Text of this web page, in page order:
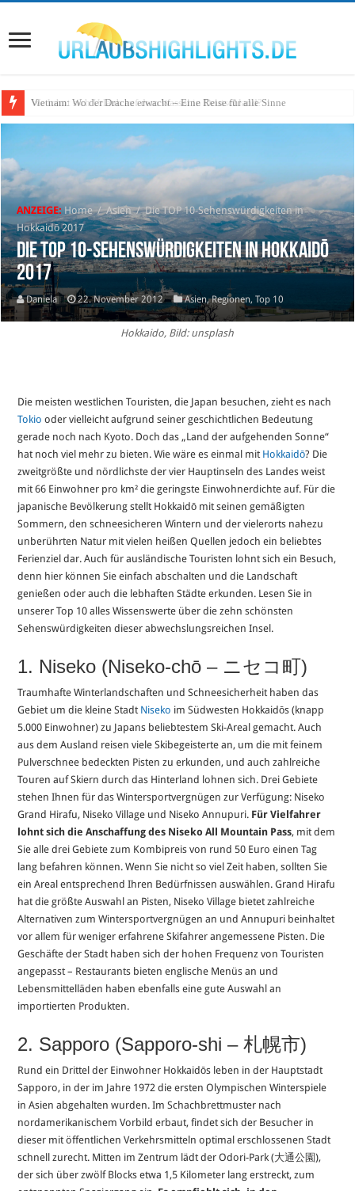
Wo lohnt sich Urlaub auf dem Wasser in Deutschland?
ANZEIGE: Home / Asien / Die TOP 10-Sehenswürdigkeiten in
Hokkaidō 2017
Die TOP 10-Sehenswürdigkeiten in Hokkaidō
2017
Daniela 22. November 2012 Asien,Regionen,Top 10
Hokkaido, Bild: unsplash
Die meisten westlichen Touristen, die Japan besuchen, zieht es nach
Tokio oder vielleicht aufgrund seiner geschichtlichen Bedeutung
gerade noch nach Kyoto. Doch das „Land der aufgehenden Sonne“
hat noch viel mehr zu bieten. Wie wäre es einmal mit Hokkaidō? Die
zweitgrößte und nördlichste der vier Hauptinseln des Landes weist
mit 66 Einwohner pro km² die geringste Einwohnerdichte auf. Für die
japanische Bevölkerung stellt Hokkaidō mit seinen gemäßigten
Sommern, den schneesicheren Wintern und der vielerorts nahezu
unberührten Natur mit vielen heißen Quellen jedoch ein beliebtes
Ferienziel dar. Auch für ausländische Touristen lohnt sich ein Besuch,
denn hier können Sie einfach abschalten und die Landschaft
genießen oder auch die lebhaften Städte erkunden. Lesen Sie in
unserer Top 10 alles Wissenswerte über die zehn schönsten
Sehenswürdigkeiten dieser abwechslungsreichen Insel.
1. Niseko (Niseko-chō – ニセコ町)
Traumhafte Winterlandschaften und Schneesicherheit haben das
Gebiet um die kleine Stadt Niseko im Südwesten Hokkaidōs (knapp
5.000 Einwohner) zu Japans beliebtestem Ski-Areal gemacht. Auch
aus dem Ausland reisen viele Skibegeisterte an, um die mit feinem
Pulverschnee bedeckten Pisten zu erkunden, und auch zahlreiche
Touren auf Skiern durch das Hinterland lohnen sich. Drei Gebiete
stehen Ihnen für das Wintersportvergnügen zur Verfügung: Niseko
Grand Hirafu, Niseko Village und Niseko Annupuri. Für Vielfahrer
lohnt sich die Anschaffung des Niseko All Mountain Pass, mit dem
Sie alle drei Gebiete zum Kombipreis von rund 50 Euro einen Tag
lang befahren können. Wenn Sie nicht so viel Zeit haben, sollten Sie
ein Areal entsprechend Ihren Bedürfnissen auswählen. Grand Hirafu
hat die größte Auswahl an Pisten, Niseko Village bietet zahlreiche
Alternativen zum Wintersportvergnügen an und Annupuri beinhaltet
vor allem für weniger erfahrene Skifahrer angemessene Pisten. Die
Geschäfte der Stadt haben sich der hohen Frequenz von Touristen
angepasst – Restaurants bieten englische Menüs an und
Lebensmittelläden haben ebenfalls eine gute Auswahl an
importierten Produkten.
2. Sapporo (Sapporo-shi – 札幌市)
Rund ein Drittel der Einwohner Hokkaidōs leben in der Hauptstadt
Sapporo, in der im Jahre 1972 die ersten Olympischen Winterspiele
in Asien abgehalten wurden. Im Schachbrettmuster nach
nordamerikanischem Vorbild erbaut, findet sich der Besucher in
dieser mit öffentlichen Verkehrsmitteln optimal erschlossenen Stadt
schnell zurecht. Mitten im Zentrum lädt der Odori-Park (大通公園),
der sich über zwölf Blocks etwa 1,5 Kilometer lang erstreckt, zum